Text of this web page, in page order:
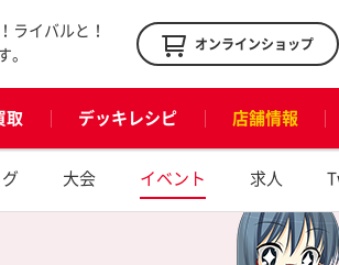
ライバルと！
オンラインショップ
取 デッキレシピ 店舗情報
大会 イベント 求人